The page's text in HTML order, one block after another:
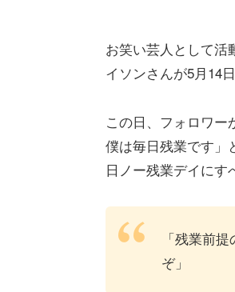
お笑い芸人として活
イソンさんが5月14
この日、フォロワー
僕は毎日残業です」
日ノー残業デイにす
「残業前
ぞ」